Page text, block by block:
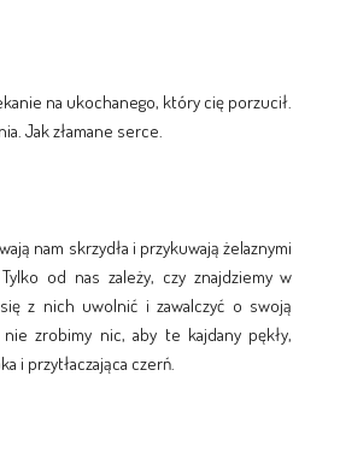
na ukochanego, który cię porzucił.
Jak złamane serce.
nam skrzydła i przykuwają żelaznymi
od nas zależy, czy znajdziemy w
z nich uwolnić i zawalczyć o swoją
zrobimy nic, aby te kajdany pękły,
i przytłaczająca czerń.